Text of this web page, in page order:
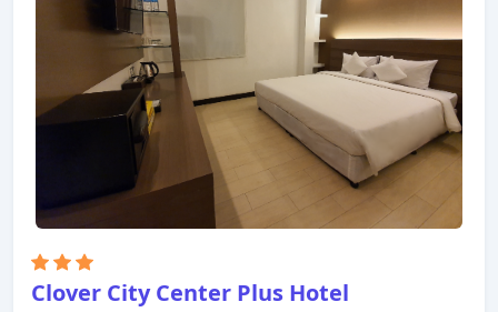
Center Hotel.
Clover City Center Plus Hotel